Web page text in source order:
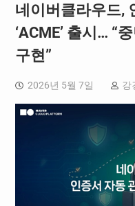
네이버클라우드,
‘ACME’ 출시… “
구현”
2026년 5월 7일 강